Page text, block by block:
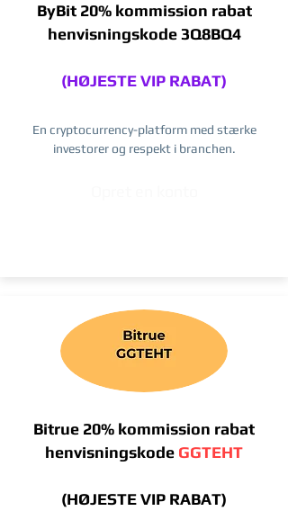
ByBit 20% kommission rabat
henvisningskode 3Q8BQ4
(HØJESTE VIP RABAT)
En cryptocurrency-platform med stærke
investorer og respekt i branchen.
Bitrue 20% kommission rabat
henvisningskode GGTEHT
(HØJESTE VIP RABAT)